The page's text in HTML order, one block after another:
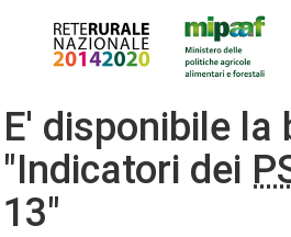
E' disponibile la
"Indicatori dei
13"